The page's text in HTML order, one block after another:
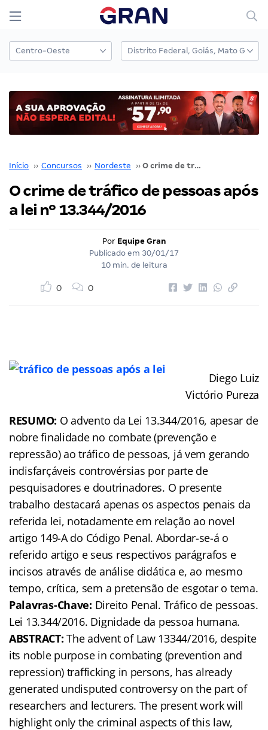
Início ›› Concursos ›› Nordeste ›› O crime de tráfico de pessoas após a lei nº 13.344/2016
O crime de tráfico de pessoas após
a lei nº 13.344/2016
Por Equipe Gran
Publicado em 30/01/17
10 min. de leitura
0 0
Diego Luiz
Victório Pureza
RESUMO: O advento da Lei 13.344/2016, apesar de
nobre finalidade no combate (prevenção e
repressão) ao tráfico de pessoas, já vem gerando
indisfarçáveis controvérsias por parte de
pesquisadores e doutrinadores. O presente
trabalho destacará apenas os aspectos penais da
referida lei, notadamente em relação ao novel
artigo 149-A do Código Penal. Abordar-se-á o
referido artigo e seus respectivos parágrafos e
incisos através de análise didática e, ao mesmo
tempo, crítica, sem a pretensão de esgotar o tema.
Palavras-Chave: Direito Penal. Tráfico de pessoas.
Lei 13.344/2016. Dignidade da pessoa humana.
ABSTRACT:The advent of Law 13344/2016, despite
its noble purpose in combating (prevention and
repression) trafficking in persons, has already
generated undisputed controversy on the part of
researchers and lecturers. The present work will
highlight only the criminal aspects of this law,